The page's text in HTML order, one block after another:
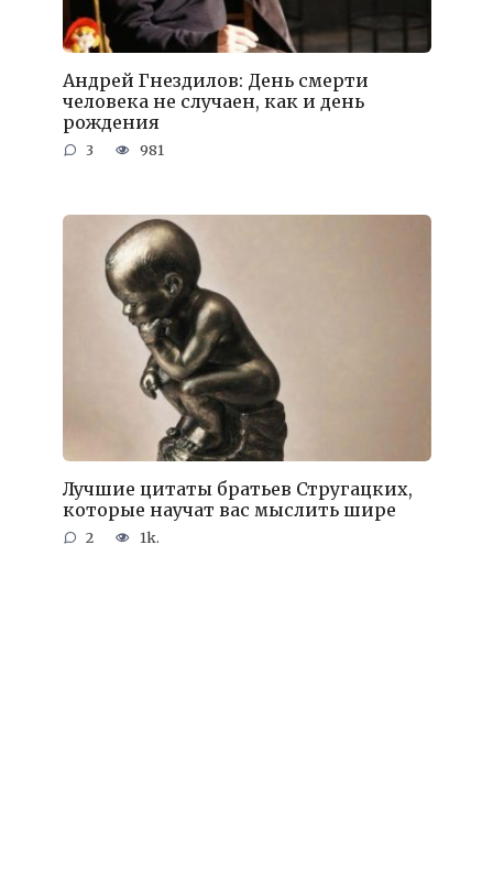
Андрей Гнездилов: День смерти
человека не случаен, как и день
рождения
3 981
Лучшие цитаты братьев Стругацких,
которые научат вас мыслить шире
2 1k.